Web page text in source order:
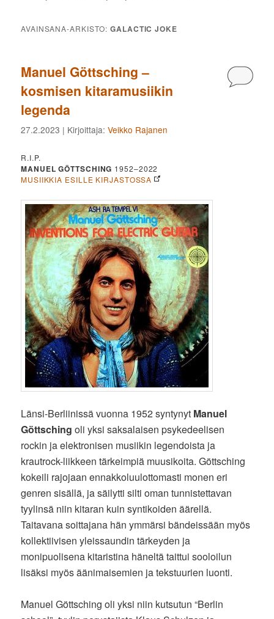
AVAINSANA-ARKISTO:GALACTIC JOKE
Manuel Göttsching –
kosmisen kitaramusiikin
legenda
27.2.2023 | Kirjoittaja:Veikko Rajanen
R.I.P.
MANUEL GÖTTSCHING 1952–2022
MUSIIKKIA ESILLE KIRJASTOSSA
Länsi-Berliinissä vuonna 1952 syntynyt Manuel
Göttsching oli yksi saksalaisen psykedeelisen
rockin ja elektronisen musiikin legendoista ja
krautrock-liikkeen tärkeimpiä muusikoita. Göttsching
kokeili rajojaan ennakkoluulottomasti monen eri
genren sisällä, ja säilytti silti oman tunnistettavan
tyylinsä niin kitaran kuin syntikoiden äärellä.
Taitavana soittajana hän ymmärsi bändeissään myös
kollektiivisen yleissaundin tärkeyden ja
monipuolisena kitaristina häneltä taittui sooloilun
lisäksi myös äänimaisemien ja tekstuurien luonti.
Manuel Göttsching oli yksi niin kutsutun “Berlin